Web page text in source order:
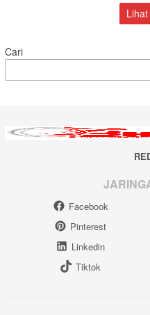
Cari
Facebook
Pinterest
Linkedin
Tiktok